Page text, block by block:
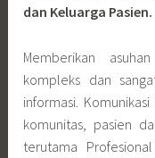
dan Keluarga Pasien.
Memberikan
kompleks dan
informasi.
komunitas, pasien
terutama